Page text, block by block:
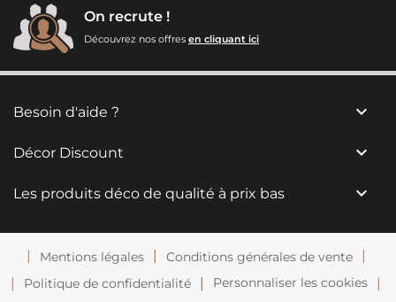
On recrute !
Découvrez nos offres en cliquant ici
Besoin d'aide ? 
Décor Discount 
Les produits déco de qualité à prix bas 
Mentions légales
Conditions générales de vente
Politique de confidentialité
Personnaliser les cookies